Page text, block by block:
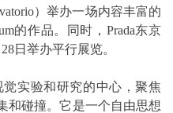
）举办一场内容丰富的
的作品。同时，Prada东京
日举办平行展览。
觉实验和研究的中心，聚焦
和碰撞。它是一个自由思想